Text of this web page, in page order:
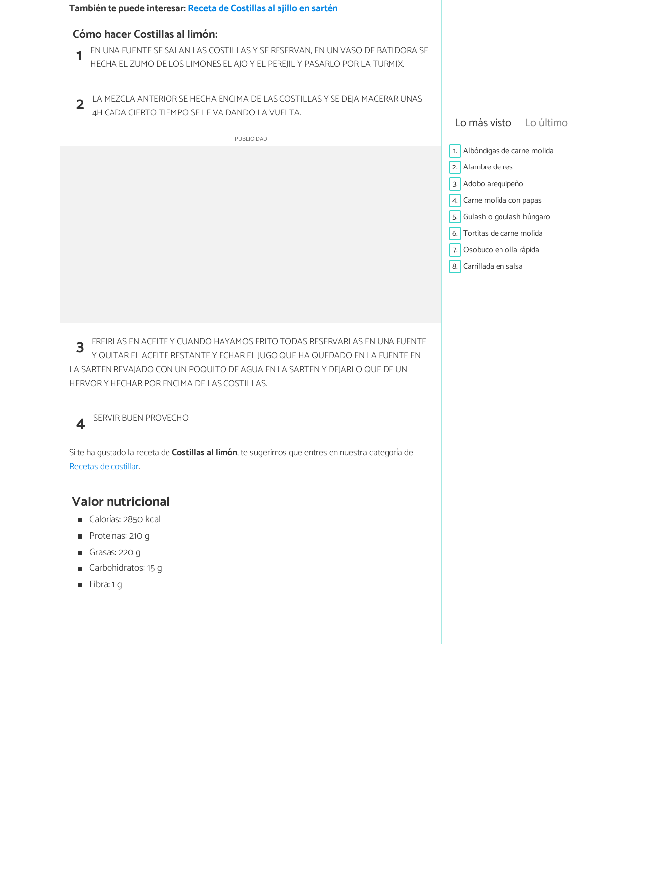
También te puede interesar:Receta de Costillas al ajillo en sartén
Cómo hacer Costillas al limón:
1
EN UNA FUENTE SE SALAN LAS COSTILLAS Y SE RESERVAN, EN UN VASO DE BATIDORA SE
HECHA EL ZUMO DE LOS LIMONES EL AJO Y EL PEREJIL Y PASARLO POR LA TURMIX.
2 LA MEZCLA ANTERIOR SE HECHA ENCIMA DE LAS COSTILLAS Y SE DEJA MACERAR UNAS
4H CADA CIERTO TIEMPO SE LE VA DANDO LA VUELTA.
3 FREIRLAS EN ACEITE Y CUANDO HAYAMOS FRITO TODAS RESERVARLAS EN UNA FUENTE
Y QUITAR EL ACEITE RESTANTE Y ECHAR EL JUGO QUE HA QUEDADO EN LA FUENTE EN
LA SARTEN REVAJADO CON UN POQUITO DE AGUA EN LA SARTEN Y DEJARLO QUE DE UN
HERVOR Y HECHAR POR ENCIMA DE LAS COSTILLAS.
4 SERVIR BUEN PROVECHO
Si te ha gustado la receta deCostillas al limón, te sugerimos que entres en nuestra categoría de
Recetas de costillar.
Valor nutricional
Calorías: 2850 kcal
Proteínas: 210 g
Grasas: 220 g
Carbohidratos: 15 g
Fibra: 1 g
Lo más visto Lo último
1. Albóndigas de carne molida
2. Alambre de res
3. Adobo arequipeño
4. Carne molida con papas
5. Gulash o goulash húngaro
6. Tortitas de carne molida
7. Osobuco en olla rápida
8. Carrillada en salsa